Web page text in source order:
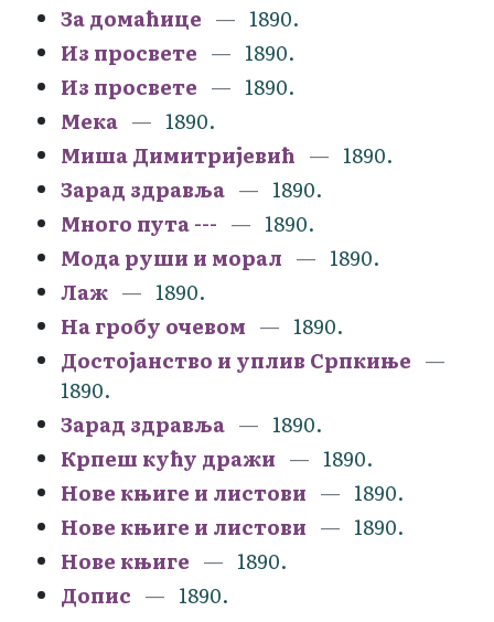
За домаћице
1890.
Из просвете
1890.
Из просвете
1890.
Мека
1890.
Миша Димитријевић
1890.
Зарад здравља
1890.
Много пута ---
1890.
Мода руши и морал
1890.
Лаж
1890.
На гробу очевом
1890.
Достојанство и уплив Српкиње
1890.
Зарад здравља
1890.
Крпеш кућу дражи
1890.
Нове књиге и листови
1890.
Нове књиге и листови
1890.
Нове књиге
1890.
Допис
1890.